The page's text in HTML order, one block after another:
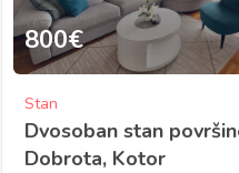
1.400€
Stan
Trosoban stan
Kriva ulica, Kotor